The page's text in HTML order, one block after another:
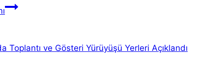
Iraz
Yöntem’in